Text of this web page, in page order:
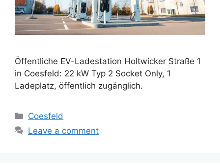
Öffentliche EV-Ladestation Holtwicker Straße 1
in Coesfeld: 22 kW Typ 2 Socket Only, 1
Ladeplatz, öffentlich zugänglich.
Categories
Coesfeld
Leave a comment